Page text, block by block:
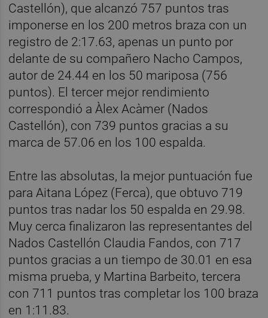
Castellón), que alcanzó 757 puntos tras
imponerse en los 200 metros braza con un
registro de 2:17.63, apenas un punto por
delante de su compañero Nacho Campos,
autor de 24.44 en los 50 mariposa (756
puntos). El tercer mejor rendimiento
correspondió a Àlex Acàmer (Nados
Castellón), con 739 puntos gracias a su
marca de 57.06 en los 100 espalda.
Entre las absolutas, la mejor puntuación fue
para Aitana López (Ferca), que obtuvo 719
puntos tras nadar los 50 espalda en 29.98.
Muy cerca finalizaron las representantes del
Nados Castellón Claudia Fandos, con 717
puntos gracias a un tiempo de 30.01 en esa
misma prueba, y Martina Barbeito, tercera
con 711 puntos tras completar los 100 braza
en 1:11.83.